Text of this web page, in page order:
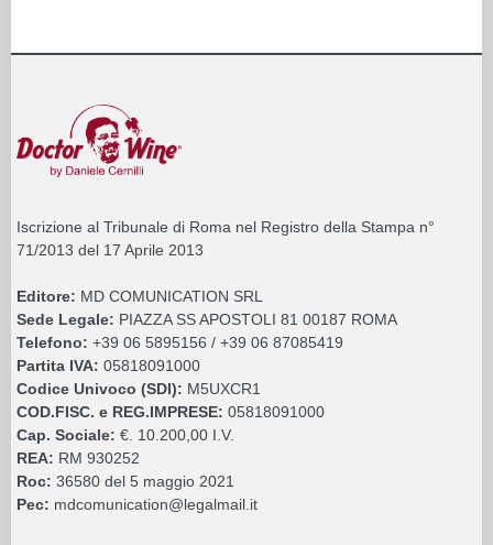
Iscrizione al Tribunale di Roma nel Registro della Stampa n°
71/2013 del 17 Aprile 2013
Editore: MD COMUNICATION SRL
Sede Legale: PIAZZA SS APOSTOLI 81 00187 ROMA
Telefono: +39 06 5895156 / +39 06 87085419
Partita IVA: 05818091000
Codice Univoco (SDI): M5UXCR1
COD.FISC. e REG.IMPRESE: 05818091000
Cap. Sociale: €. 10.200,00 I.V.
REA: RM 930252
Roc: 36580 del 5 maggio 2021
Pec: mdcomunication@legalmail.it